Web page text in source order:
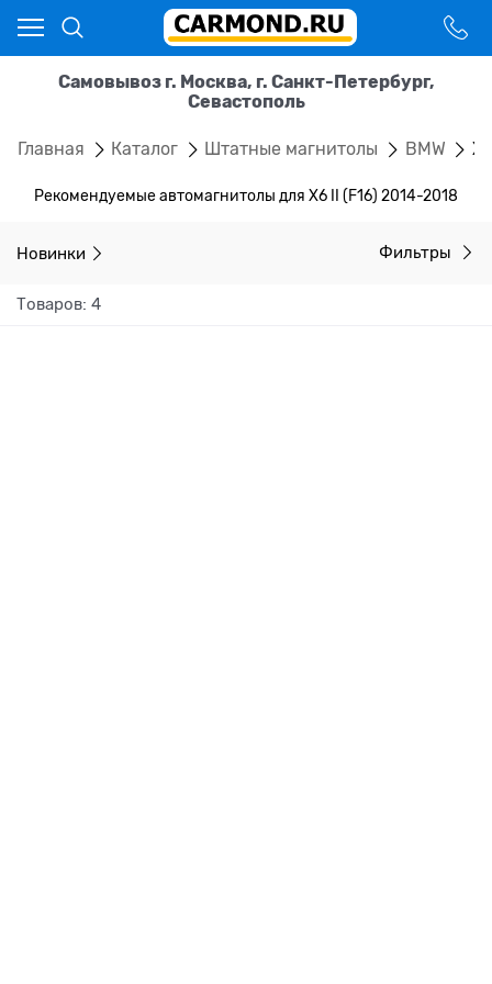
Самовывоз г. Москва, г. Санкт-Петербург,
Севастополь
Главная Каталог Штатные магнитолы BMW
Рекомендуемые автомагнитолы для X6 II (F16) 2014-2018
Новинки Фильтры
Товаров: 4